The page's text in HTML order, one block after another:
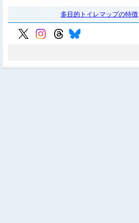
多目的トイレマップの特徴